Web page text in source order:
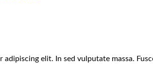
adipiscing elit. In sed vulputate massa.